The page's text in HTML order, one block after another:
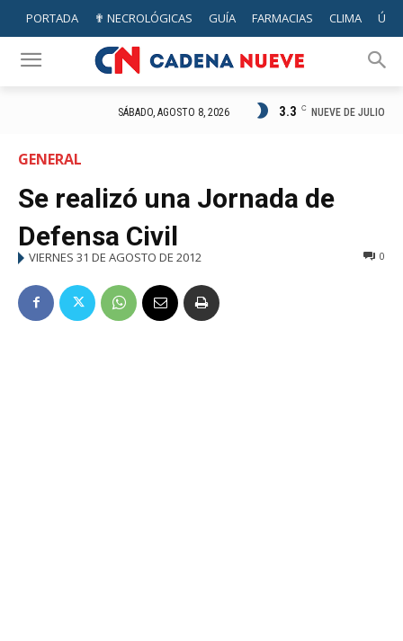
PORTADA ✟ NECROLÓGICAS GUÍA FARMACIAS CLIMA
SÁBADO, AGOSTO 8, 2026 3.3 C NUEVE DE JULIO
GENERAL
Se realizó una Jornada de
Defensa Civil
VIERNES 31 DE AGOSTO DE 2012 0